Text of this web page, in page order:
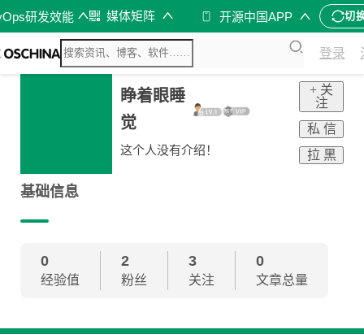
研发效能 媒体矩阵 开源中国APP 切
登录
睁着眼睡
觉
这个人没有介绍！
+ 关
注
私 信
拉 黑
基础信息
0
经验值
2
粉丝
3
关注
0
文章总量